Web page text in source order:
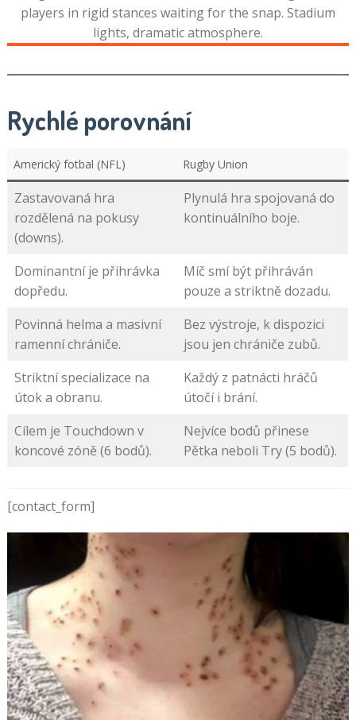
Rychlé porovnání
Americký fotbal (NFL) Rugby Union
Zastavovaná hra
rozdělená na pokusy
(downs).
Plynulá hra spojovaná do
kontinuálního boje.
Dominantní je přihrávka
dopředu.
Míč smí být přihráván
pouze a striktně dozadu.
Povinná helma a masivní
ramenní chrániče.
Bez výstroje, k dispozici
jsou jen chrániče zubů.
Striktní specializace na
útok a obranu.
Každý z patnácti hráčů
útočí i brání.
Cílem je Touchdown v
koncové zóně (6 bodů).
Nejvíce bodů přinese
Pětka neboli Try (5 bodů).
[contact_form]